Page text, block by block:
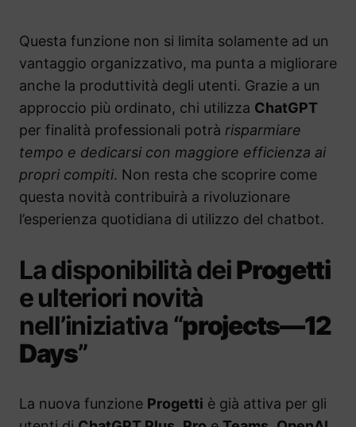
Questa funzione non si limita solamente ad un
vantaggio organizzativo, ma punta a migliorare
anche la produttività degli utenti. Grazie a un
approccio più ordinato, chi utilizza ChatGPT
per finalità professionali potrà risparmiare
tempo e dedicarsi con maggiore efficienza ai
propri compiti. Non resta che scoprire come
questa novità contribuirà a rivoluzionare
l’esperienza quotidiana di utilizzo del chatbot.
La disponibilità deiProgetti
e ulteriori novità
nell’iniziativa “projects—12
Days”
La nuova funzione Progetti è già attiva per gli